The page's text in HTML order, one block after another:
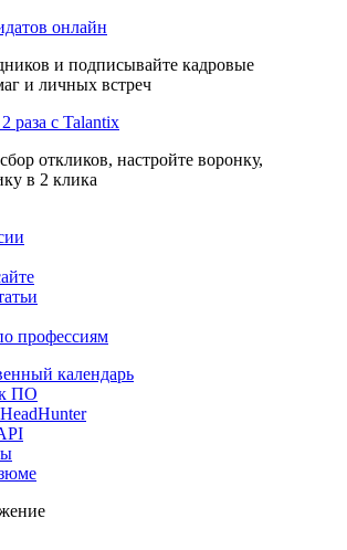
онлайн
и подписывайте кадровые
и личных встреч
раза с Talantix
откликов, настройте воронку,
в 2 клика
профессиям
календарь
к ПО